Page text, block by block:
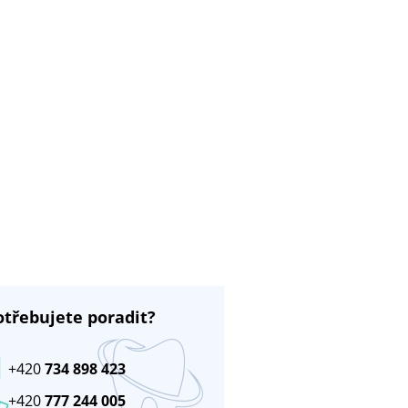
poradit?
+420777 244 005
+420734 898 423